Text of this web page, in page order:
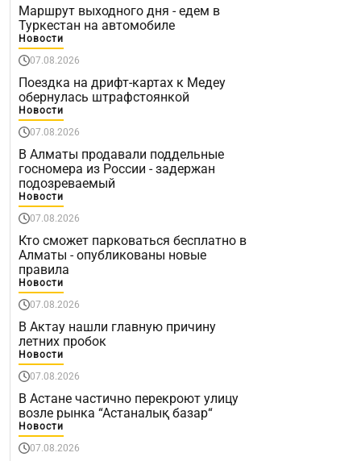
Маршрут выходного дня - едем в
Туркестан на автомобиле
Новости
07.08.2026
Поездка на дрифт-картах к Медеу
обернулась штрафстоянкой
Новости
07.08.2026
В Алматы продавали поддельные
госномера из России - задержан
подозреваемый
Новости
07.08.2026
Кто сможет парковаться бесплатно в
Алматы - опубликованы новые
правила
Новости
07.08.2026
В Актау нашли главную причину
летних пробок
Новости
07.08.2026
В Астане частично перекроют улицу
возле рынка “Астаналық базар“
Новости
07.08.2026